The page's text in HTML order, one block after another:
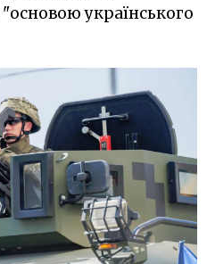
українського